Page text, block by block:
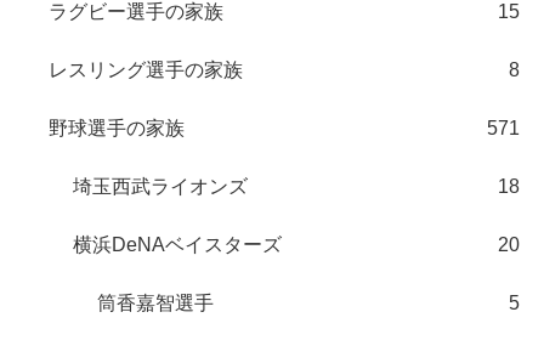
ラグビー選手の家族 15
レスリング選手の家族 8
野球選手の家族 571
埼玉西武ライオンズ 18
横浜DeNAベイスターズ 20
筒香嘉智選手 5